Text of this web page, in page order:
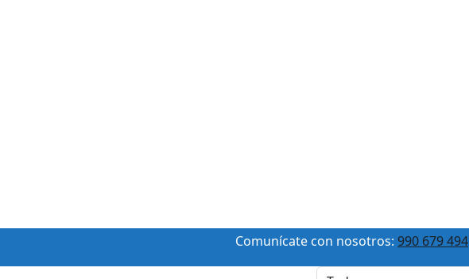
Comunícate con nosotros: 990 679 494